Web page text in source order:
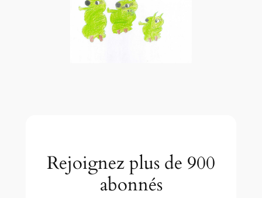
Rejoignez plus de 900
abonnés